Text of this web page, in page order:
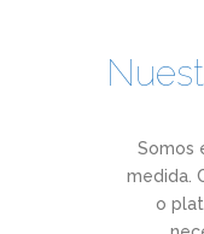
Somos
medida.
o